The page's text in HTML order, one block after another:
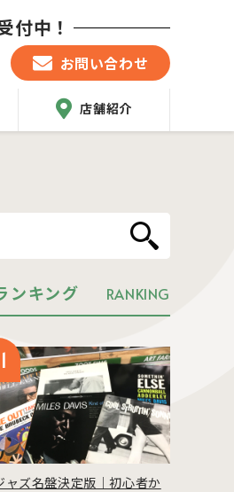
店舗紹介
付中！
お問い合わせ
ンキング RANKING
ャズ名盤決定版｜初心者か